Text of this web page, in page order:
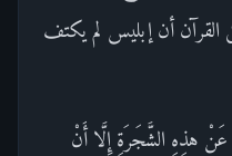
القرآن أن إبليس لم يكتف
عَنْ هذِهِ الشَّجَرَةِ إِلَّا أَنْ